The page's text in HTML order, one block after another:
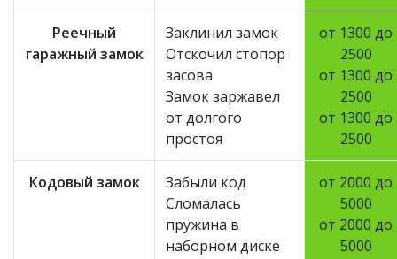
Реечный
гаражный замок
Заклинил замок
Отскочил стопор
засова
Замок заржавел
от долгого
простоя
от 1300 до
2500
от 1300 до
2500
от 1300 до
2500
Кодовый замок
Забыли код
Сломалась
пружина в
наборном диске
от 2000 до
5000
от 2000 до
5000